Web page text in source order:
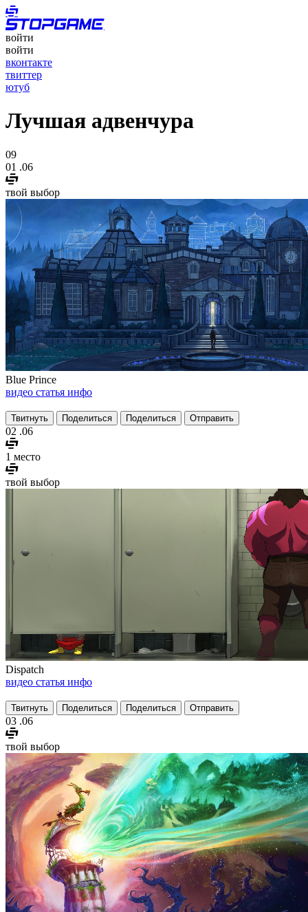
войти
войти
вконтакте
твиттер
ютуб
Лучшая адвенчура
09
01 .06
твой выбор
Blue Prince
видео статья инфо
Твитнуть Поделиться Поделиться Отправить
02 .06
1 место
твой выбор
Dispatch
видео статья инфо
Твитнуть Поделиться Поделиться Отправить
03 .06
твой выбор